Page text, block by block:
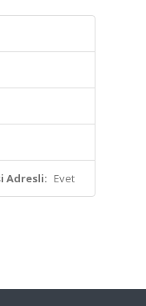
Adresli: Evet